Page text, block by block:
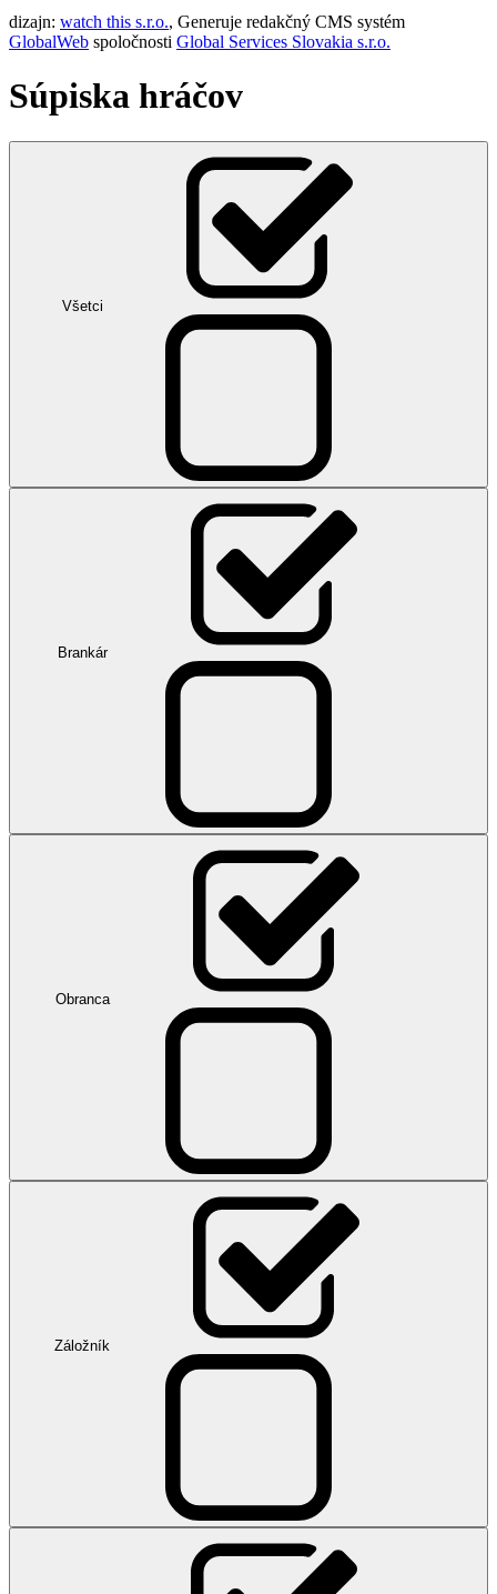
dizajn: watch this s.r.o., Generuje redakčný CMS systém
GlobalWeb spoločnosti Global Services Slovakia s.r.o.
Súpiska hráčov
Všetci
Brankár
Obranca
Záložník